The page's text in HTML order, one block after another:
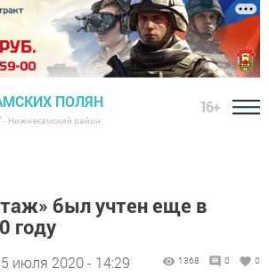
ПОЛЯН
- Нижнекамский район
16+
был учтен еще в
году
июля 2020 - 14:29 1368 0 0